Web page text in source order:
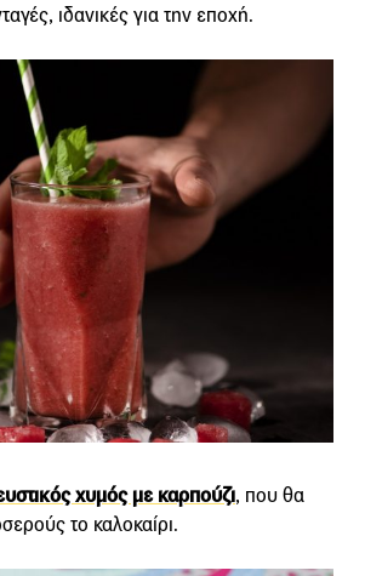
ιδανικές για την εποχή.
χυμός με καρπούζι, που θα
το καλοκαίρι.